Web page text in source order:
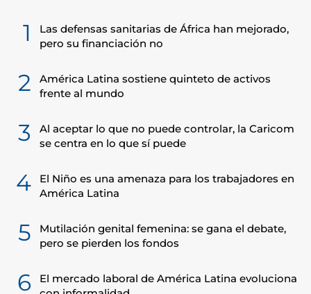
1
Las defensas sanitarias de África han mejorado,
pero su financiación no
2
América Latina sostiene quinteto de activos
frente al mundo
3
Al aceptar lo que no puede controlar, la Caricom
se centra en lo que sí puede
4
El Niño es una amenaza para los trabajadores en
América Latina
5
Mutilación genital femenina: se gana el debate,
pero se pierden los fondos
6
El mercado laboral de América Latina evoluciona